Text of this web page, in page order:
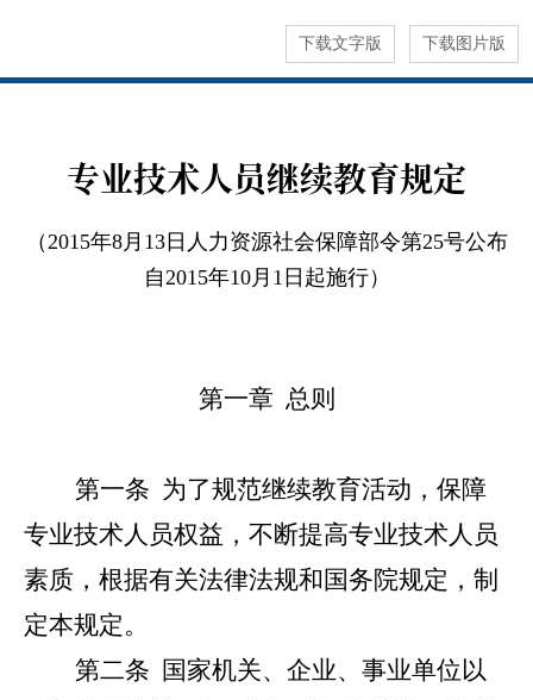
下载文字版 下载图片版
专业技术人员继续教育规定
（2015年8月13日人力资源社会保障部令第25号公布
自2015年10月1日起施行）
第一章 总则
第一条 为了规范继续教育活动，保障
专业技术人员权益，不断提高专业技术人员
素质，根据有关法律法规和国务院规定，制
定本规定。
第二条 国家机关、企业、事业单位以